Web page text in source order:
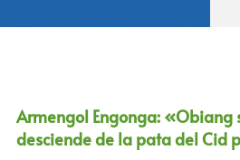
Armengol Engonga: «Obiang
desciende de la pata del Cid